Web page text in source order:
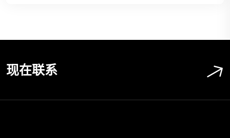
现在联系